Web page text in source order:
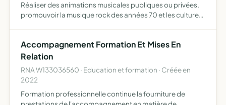
Réaliser des animations musicales publiques ou privées,
promouvoir la musique rock des années 70 et les cultures
Accompagnement Formation Et Mises En
Relation
RNA W133036560 · Education et formation · Créée en
2022
Formation professionnelle continue la fourniture de